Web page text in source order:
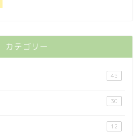
カテゴリー
45
30
12